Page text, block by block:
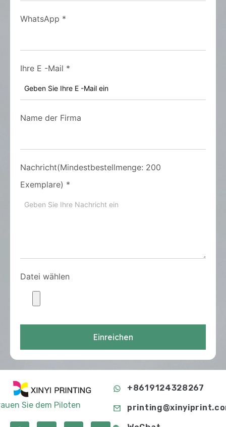
WhatsApp *
Ihre E -Mail *
Name der Firma
Nachricht(Mindestbestellmenge: 200
Exemplare) *
Datei wählen
Einreichen
Sie dem Piloten
+8619124328267